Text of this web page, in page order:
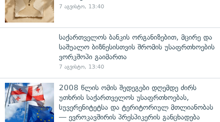
7 აგვისტო, 13:40
საქართველოს ბანკის ორგანიზებით, მცირე და
საშუალო ბიზნესისთვის შრომის უსაფრთხოების
ვორკშოპი გაიმართა
7 აგვისტო, 13:40
2008 წლის ომის შედეგები დღემდე ძირს
უთხრის საქართველოს უსაფრთხოებას,
სუვერენიტეტსა და ტერიტორიულ მთლიანობას
— ევროკავშირის პრესპიკერის განცხადება